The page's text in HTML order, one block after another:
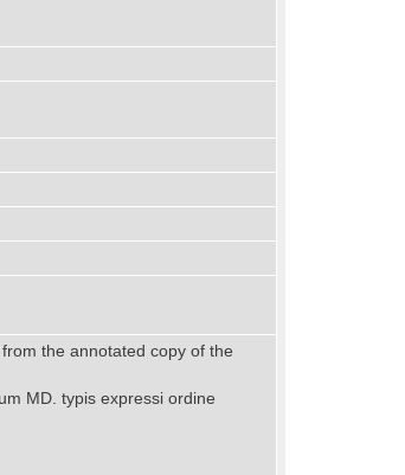
the annotated copy of the
MD. typis expressi ordine